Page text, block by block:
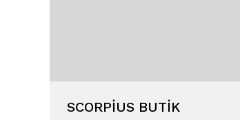
SCORPIUS BUTIK